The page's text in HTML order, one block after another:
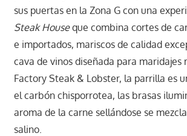
sus puertas en la Zona G con una
Steak Houseque combina cortes de
e importados, mariscos de calidad
cava de vinos diseñada para maridajes
Factory Steak & Lobster, la parrilla es
el carbón chisporrotea, las brasas
aroma de la carne sellándose se
salino.